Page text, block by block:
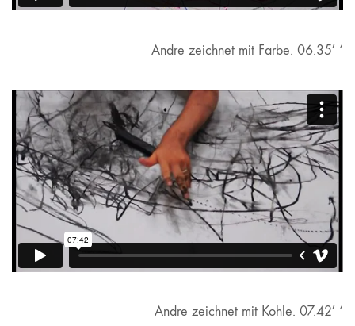
Andre zeichnet mit Farbe. 06.35′ ‘
Andre zeichnet mit Kohle. 07.42′ ‘